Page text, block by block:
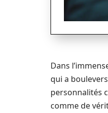
Dans
qui a
personnalités
comme de